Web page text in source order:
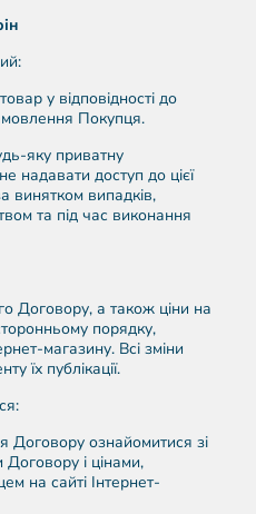
у відповідності до
Покупця.
яку приватну
надавати доступ до цієї
винятком випадків,
та під час виконання
Договору, а також ціни на
порядку,
магазину. Всі зміни
їх публікації.
Договору ознайомитися зі
і цінами,
на сайті Інтернет-